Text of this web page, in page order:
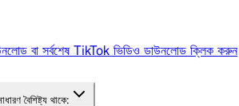
বা সর্বশেষ TikTok ভিডিও ডাউনলোড ক্লিক করুন
বৈশিষ্ট্য থাকে: